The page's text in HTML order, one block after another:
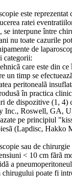
este
ratei
interpune între
nu toate cazurile
de
categorii:
care este din
un timp se
peritonealã
în practica
de dispozitive (1, 4)
Inc., Roswell, GA,
pe principiul
(Lapdisc,
sau de chirurgie
< 10 cm fãrã
a
poate fi